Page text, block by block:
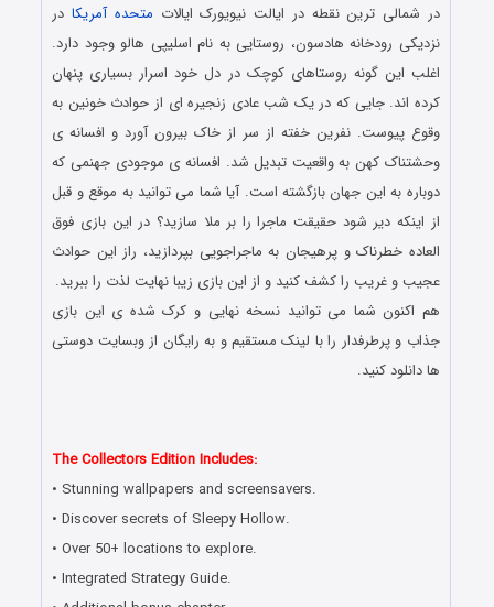
در شمالی ترین نقطه در ایالت نیویورک ایالات متحده آمریکا در
نزدیکی رودخانه هادسون، روستایی به نام اسلیپی هالو وجود دارد.
اغلب این گونه روستاهای کوچک در دل خود اسرار بسیاری پنهان
کرده اند. جایی که در یک شب عادی زنجیره ای از حوادث خونین به
وقوع پیوست. نفرین خفته از سر از خاک بیرون آورد و افسانه ی
وحشتناک کهن به واقعیت تبدیل شد. افسانه ی موجودی جهنمی که
دوباره به این جهان بازگشته است. آیا شما می توانید به موقع و قبل
از اینکه دیر شود حقیقت ماجرا را بر ملا سازید؟ در این بازی فوق
العاده خطرناک و پرهیجان به ماجراجویی بپردازید، راز این حوادث
عجیب و غریب را کشف کنید و از این بازی زیبا نهایت لذت را ببرید.
هم اکنون شما می توانید نسخه نهایی و کرک شده ی این بازی
جذاب و پرطرفدار را با لینک مستقیم و به رایگان از وبسایت دوستی
ها دانلود کنید.
The Collectors Edition Includes:
• Stunning wallpapers and screensavers.
• Discover secrets of Sleepy Hollow.
• Over 50+ locations to explore.
• Integrated Strategy Guide.